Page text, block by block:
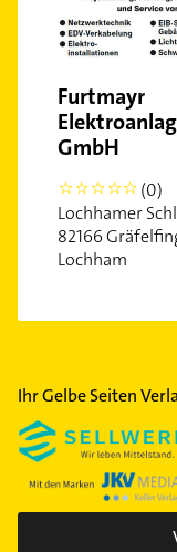
Furtmayr
GmbH
0
(0)
Lochhamer
82166
Lochham
Ihr Gelbe Seiten